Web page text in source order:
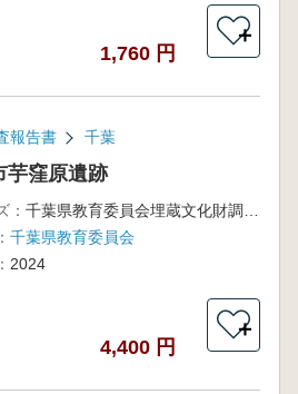
1,760 円
＋
報告書 千葉
芋窪原遺跡
：
千葉県教育委員会
2024
4,400 円
＋